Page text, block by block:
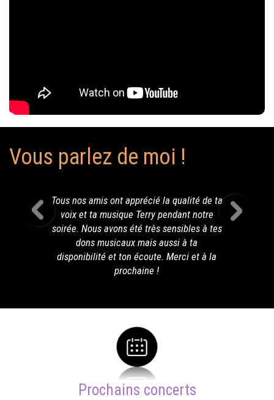
Vous parlez de moi !
Tous nos amis ont apprécié la qualité de ta
voix et ta musique Terry pendant notre
soirée. Nous avons été très sensibles à tes
dons musicaux mais aussi à ta
disponibilité et ton écoute. Merci et à la
prochaine !
Prochains concerts